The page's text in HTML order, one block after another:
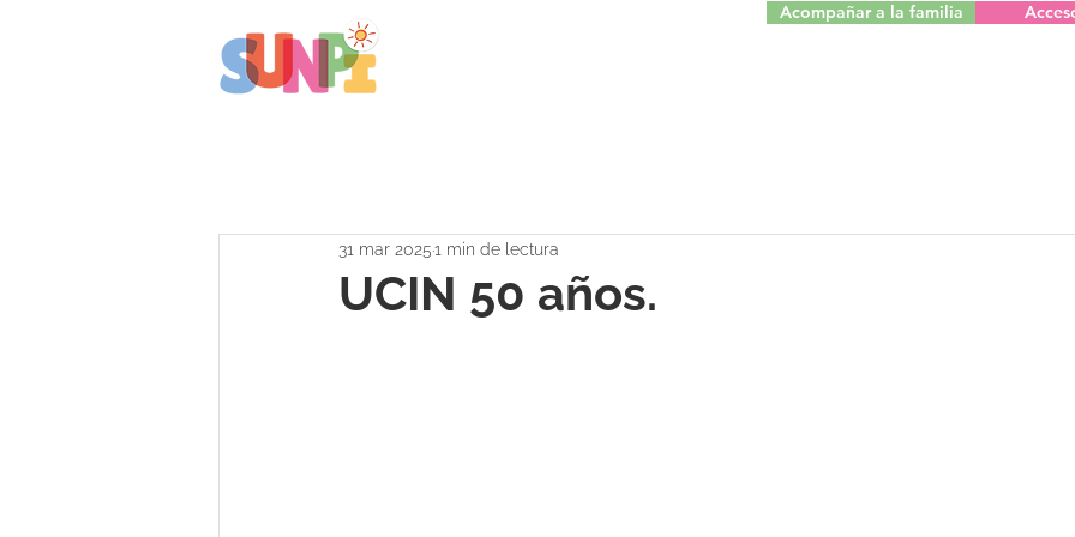
Acompañar a la familia
UCIN 50 años.
31 mar 20251 min de lectura